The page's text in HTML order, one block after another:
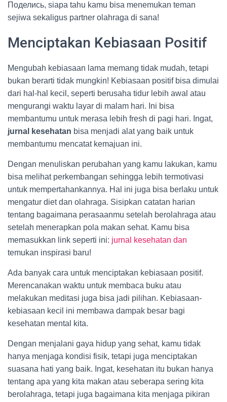
Поделись, siapa tahu kamu bisa menemukan teman
sejiwa sekaligus partner olahraga di sana!
Menciptakan Kebiasaan Positif
Mengubah kebiasaan lama memang tidak mudah, tetapi
bukan berarti tidak mungkin! Kebiasaan positif bisa dimulai
dari hal-hal kecil, seperti berusaha tidur lebih awal atau
mengurangi waktu layar di malam hari. Ini bisa
membantumu untuk merasa lebih fresh di pagi hari. Ingat,
jurnal kesehatan bisa menjadi alat yang baik untuk
membantumu mencatat kemajuan ini.
Dengan menuliskan perubahan yang kamu lakukan, kamu
bisa melihat perkembangan sehingga lebih termotivasi
untuk mempertahankannya. Hal ini juga bisa berlaku untuk
mengatur diet dan olahraga. Sisipkan catatan harian
tentang bagaimana perasaanmu setelah berolahraga atau
setelah menerapkan pola makan sehat. Kamu bisa
memasukkan link seperti ini: jurnal kesehatan dan
temukan inspirasi baru!
Ada banyak cara untuk menciptakan kebiasaan positif.
Merencanakan waktu untuk membaca buku atau
melakukan meditasi juga bisa jadi pilihan. Kebiasaan-
kebiasaan kecil ini membawa dampak besar bagi
kesehatan mental kita.
Dengan menjalani gaya hidup yang sehat, kamu tidak
hanya menjaga kondisi fisik, tetapi juga menciptakan
suasana hati yang baik. Ingat, kesehatan itu bukan hanya
tentang apa yang kita makan atau seberapa sering kita
berolahraga, tetapi juga bagaimana kita menjaga pikiran